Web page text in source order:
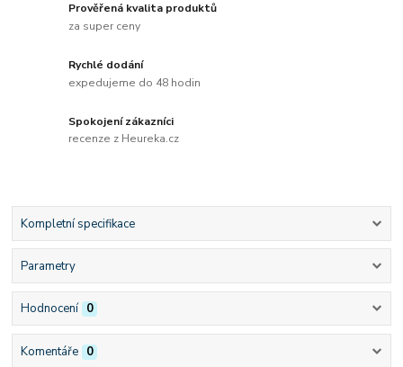
Prověřená kvalita produktů
za super ceny
Rychlé dodání
expedujeme do 48 hodin
Spokojení zákazníci
recenze z Heureka.cz
Kompletní specifikace
Parametry
Hodnocení 0
Komentáře 0